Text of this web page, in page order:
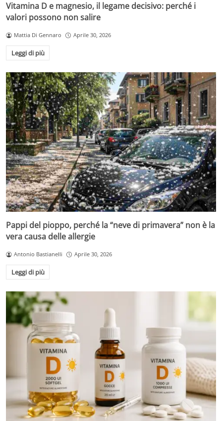
Vitamina D e magnesio, il legame decisivo: perché i
valori possono non salire
Mattia Di Gennaro Aprile 30, 2026
Leggi di più
Pappi del pioppo, perché la “neve di primavera” non è la
vera causa delle allergie
Antonio Bastianelli Aprile 30, 2026
Leggi di più